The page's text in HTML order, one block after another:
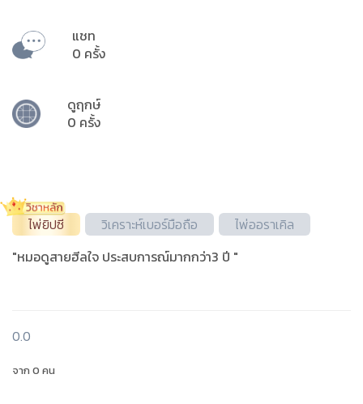
แชท
0 ครั้ง
ดูฤกษ์
0 ครั้ง
ไพ่ยิปซี วิเคราะห์เบอร์มือถือ
ไพ่ออราเคิล
"หมอดูสายฮีลใจ ประสบการณ์มากกว่า3 ปี "
0.0
จาก 0 คน